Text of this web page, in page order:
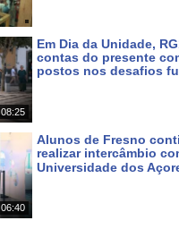
08:25
Em Dia da Unidade,
contas do presente
postos nos desafios
06:40
Alunos de Fresno
realizar intercâmbio
Universidade dos